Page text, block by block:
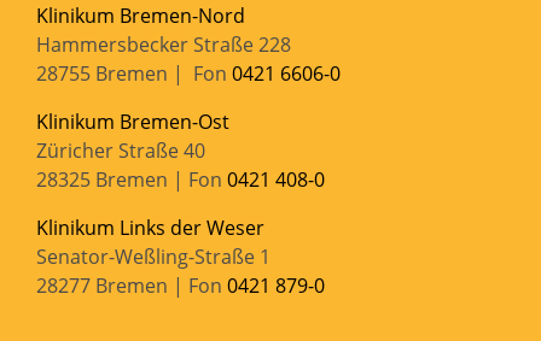
Klinikum Bremen-Nord
Hammersbecker Straße 228
28755 Bremen | Fon 0421 6606-0
Klinikum Bremen-Ost
Züricher Straße 40
28325 Bremen | Fon 0421 408-0
Klinikum Links der Weser
Senator-Weßling-Straße 1
28277 Bremen | Fon 0421 879-0